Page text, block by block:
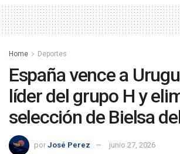
Home Deportes
España vence a
líder del grupo H y
selección de Bielsa
por José Perez junio 27, 2026